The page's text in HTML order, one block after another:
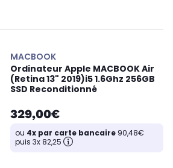
MACBOOK
Ordinateur Apple MACBOOK Air
(Retina 13" 2019)i5 1.6Ghz 256GB
SSD Reconditionné
329,00€
ou 4x par carte bancaire 90,48€
puis 3x 82,25